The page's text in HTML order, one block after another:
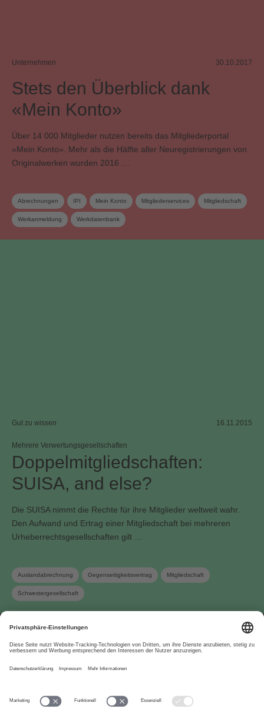
Unternehmen 30.10.2017
Stets den Überblick dank
«Mein Konto»
Über 14 000 Mitglieder nutzen bereits das Mitgliederportal
«Mein Konto». Mehr als die Hälfte aller Neuregistrierungen von
Originalwerken wurden 2016 …
Abrechnungen IPI Mein Konto Mitgliederservices Mitgliedschaft
Werkanmeldung Werkdatenbank
Gut zu wissen 16.11.2015
Mehrere Verwertungsgesellschaften
Doppelmitgliedschaften:
SUISA, and else?
Die SUISA nimmt die Rechte für ihre Mitglieder weltweit wahr.
Den Aufwand und Ertrag einer Mitgliedschaft bei mehreren
Urheberrechtsgesellschaften gilt …
Auslandabrechnung Gegenseitigkeitsvertrag Mitgliedschaft
Schwestergesellschaft
www.suisa.ch
Über uns
Disclaimer